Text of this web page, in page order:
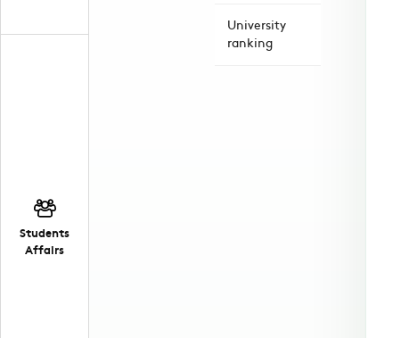
Students
Affairs
University
ranking